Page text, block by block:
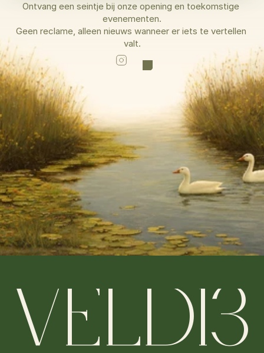
Ontvang een seintje bij onze opening en toekomstige
evenementen.
Geen reclame, alleen nieuws wanneer er iets te vertellen
valt.
VELD13